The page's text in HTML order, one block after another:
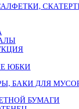
ЮБКИ
БАКИ ДЛЯ
БУМАГИ